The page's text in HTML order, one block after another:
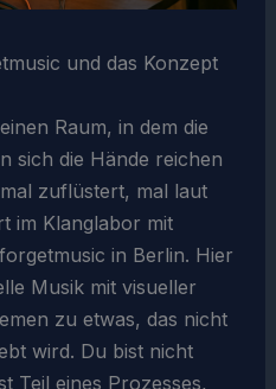
und das Konzept
Raum, in dem die
sich die Hände reichen
zuflüstert, mal laut
im Klanglabor mit
in Berlin. Hier
Musik mit visueller
zu etwas, das nicht
wird. Du bist nicht
Teil eines Prozesses,